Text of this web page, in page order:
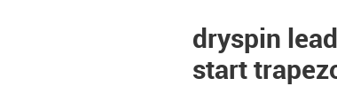
dryspin
start